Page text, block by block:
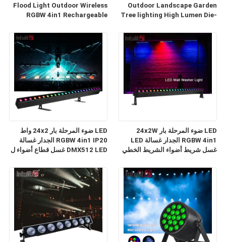
Flood Light Outdoor Wireless
RGBW 4in1 Rechargeable
Fiestas DJ
Outdoor Landscape Garden
Tree lighting High Lumen Die-
Wash Light
LED ضوء المرحلة بار 24x2 واط
RGBW 4in1 IP20 الجدار غسالة
DMX512 LED غسل قطاع أضواء ل
LED ضوء المرحلة بار 24x2W
RGBW 4in1 الجدار غسالة LED
غسل شريط أضواء الشريط الخطي